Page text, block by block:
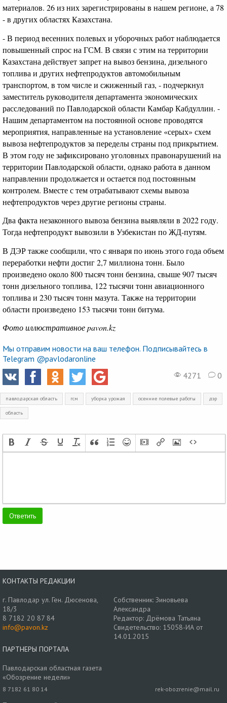
материалов. 26 из них зарегистрированы в нашем регионе, а 78
- в других областях Казахстана.
- В период весенних полевых и уборочных работ наблюдается
повышенный спрос на ГСМ. В связи с этим на территории
Казахстана действует запрет на вывоз бензина, дизельного
топлива и других нефтепродуктов автомобильным
транспортом, в том числе и сжиженный газ, - подчеркнул
заместитель руководителя департамента экономических
расследований по Павлодарской области Камбар Кабдуллин. -
Нашим департаментом на постоянной основе проводятся
мероприятия, направленные на установление «серых» схем
вывоза нефтепродуктов за переделы страны под прикрытием.
В этом году не зафиксировано уголовных правонарушений на
территории Павлодарской области, однако работа в данном
направлении продолжается и остается под постоянным
контролем. Вместе с тем отрабатывают схемы вывоза
нефтепродуктов через другие регионы страны.
Два факта незаконного вывоза бензина выявляли в 2022 году.
Тогда нефтепродукт вывозили в Узбекистан по ЖД-путям.
В ДЭР также сообщили, что с января по июнь этого года объем
переработки нефти достиг 2,7 миллиона тонн. Было
произведено около 800 тысяч тонн бензина, свыше 907 тысяч
тонн дизельного топлива, 122 тысячи тонн авиационного
топлива и 230 тысяч тонн мазута. Также на территории
области произведено 153 тысячи тонн битума.
Фото иллюстративное pavon.kz
Мы отправим новости на ваш телефон. Подписывайтесь в
Telegram @pavlodaronline
4271
0
павлодарская область гсм уборка урожая осенние полевые работы дэр
область
КОНТАКТЫ РЕДАКЦИИ
г. Павлодар ул. Ген. Дюсенова,
18/3
8 7182 20 87 84
info@pavon.kz
Собственник: Зиновьева
Александра
Редактор: Дрёмова Татьяна
Свидетельство: 15058-ИА от
14.01.2015
ПАРТНЕРЫ ПОРТАЛА
Павлодарская областная газета
«Обозрение недели»
8 7182 61 80 14 rek-obozrenie@mail.ru